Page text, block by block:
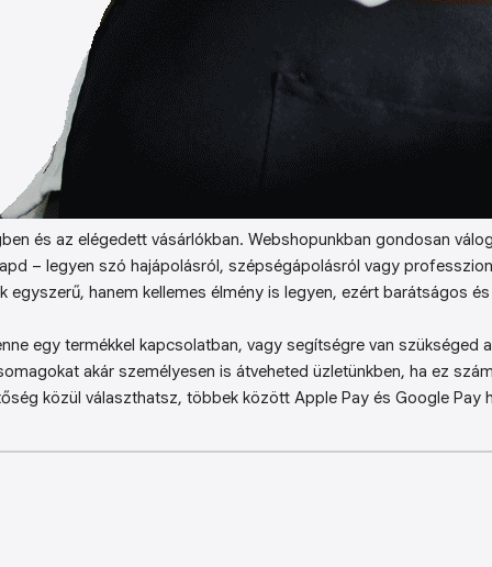
és az elégedett vásárlókban. Webshopunkban gondosan
– legyen szó hajápolásról, szépségápolásról vagy
egyszerű, hanem kellemes élmény is legyen, ezért barátságos
egy termékkel kapcsolatban, vagy segítségre van szükséged
akár személyesen is átveheted üzletünkben, ha ez
közül választhatsz, többek között Apple Pay és Google Pay